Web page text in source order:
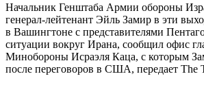
Начальник Генштаба Армии обороны
генерал-лейтенант Эйль Замир в эти
в Вашингтоне с представителями
ситуации вокруг Ирана, сообщил офис
Минобороны Исраэля Каца, с которым
после переговоров в США, передает The